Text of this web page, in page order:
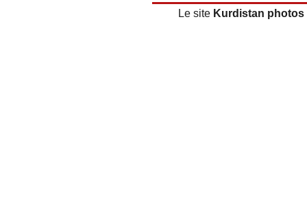
Le site Kurdistan photos